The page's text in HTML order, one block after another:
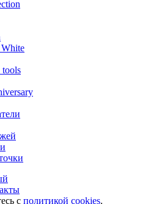
tools
с политикой cookies.